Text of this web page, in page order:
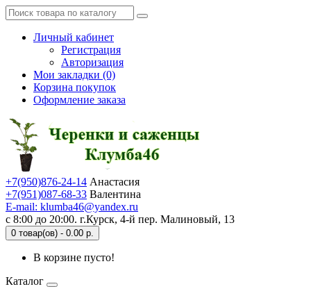
Личный кабинет
Регистрация
Авторизация
Мои закладки (0)
Корзина покупок
Оформление заказа
+7(950)876-24-14 Анастасия
+7(951)087-68-33 Валентина
E-mail: klumba46@yandex.ru
с 8:00 до 20:00. г.Курск, 4-й пер. Малиновый, 13
0 товар(ов) - 0.00 р.
В корзине пусто!
Каталог